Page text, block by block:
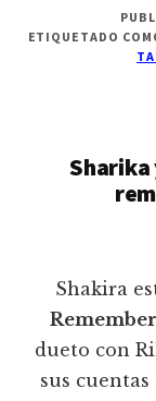
ETIQUETADO
Sharika
Shakira
dueto con
sus